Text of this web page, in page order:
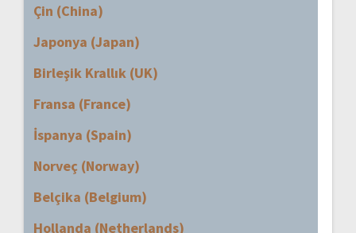
Çin (China)
Japonya (Japan)
Birleşik Krallık (UK)
Fransa (France)
İspanya (Spain)
Norveç (Norway)
Belçika (Belgium)
Hollanda (Netherlands)